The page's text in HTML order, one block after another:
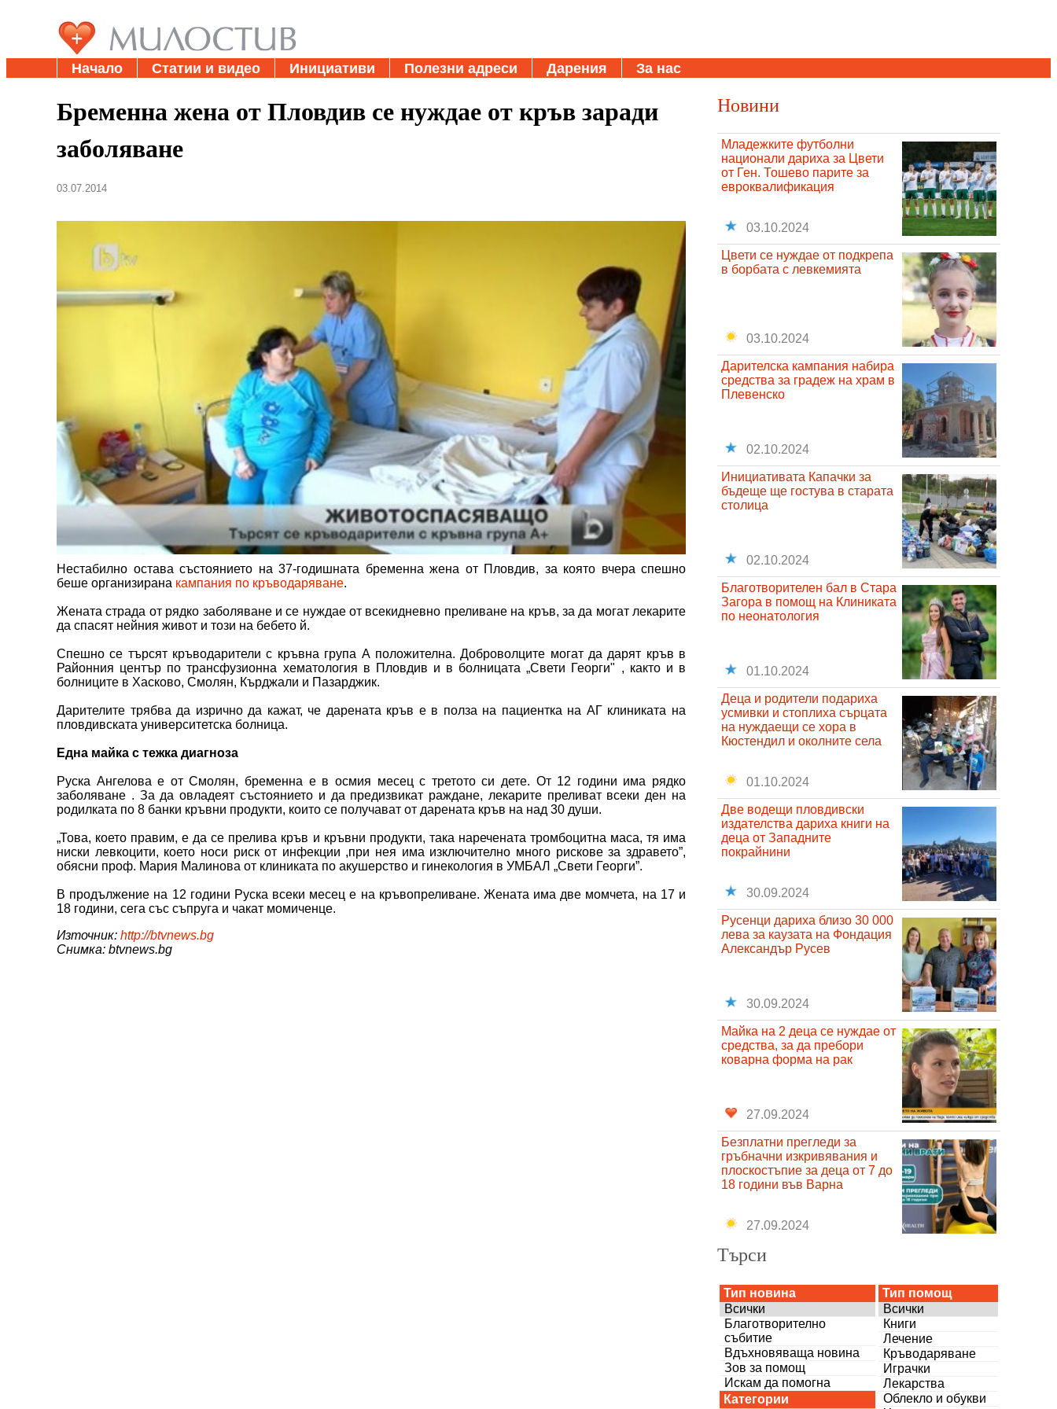
Начало Статии и видео Инициативи Полезни адреси Дарения За нас
Бременна жена от Пловдив се нуждае от кръв заради
заболяване
03.07.2014
Нестабилно остава състоянието на 37-годишната бременна жена от Пловдив, за която вчера спешно
беше организирана кампания по кръводаряване.
Жената страда от рядко заболяване и се нуждае от всекидневно преливане на кръв, за да могат лекарите
да спасят нейния живот и този на бебето й.
Спешно се търсят кръводарители с кръвна група А положителна. Доброволците могат да дарят кръв в
Районния център по трансфузионна хематология в Пловдив и в болницата „Свети Георги" , както и в
болниците в Хасково, Смолян, Кърджали и Пазарджик.
Дарителите трябва да изрично да кажат, че дарената кръв е в полза на пациентка на АГ клиниката на
пловдивската университетска болница.
Една майка с тежка диагноза
Руска Ангелова е от Смолян, бременна е в осмия месец с третото си дете. От 12 години има рядко
заболяване . За да овладеят състоянието и да предизвикат раждане, лекарите преливат всеки ден на
родилката по 8 банки кръвни продукти, които се получават от дарената кръв на над 30 души.
„Това, което правим, е да се прелива кръв и кръвни продукти, така наречената тромбоцитна маса, тя има
ниски левкоцити, което носи риск от инфекции ,при нея има изключително много рискове за здравето”,
обясни проф. Мария Малинова от клиниката по акушерство и гинекология в УМБАЛ „Свети Георги”.
В продължение на 12 години Руска всеки месец е на кръвопреливане. Жената има две момчета, на 17 и
18 години, сега със съпруга и чакат момиченце.
Източник: http://btvnews.bg
Снимка: btvnews.bg
Новини
Младежките футболни
национали дариха за Цвети
от Ген. Тошево парите за
евроквалификация
03.10.2024
Цвети се нуждае от подкрепа
в борбата с левкемията
03.10.2024
Дарителска кампания набира
средства за градеж на храм в
Плевенско
02.10.2024
Инициативата Капачки за
бъдеще ще гостува в старата
столица
02.10.2024
Благотворителен бал в Стара
Загора в помощ на Клиниката
по неонатология
01.10.2024
Деца и родители подариха
усмивки и стоплиха сърцата
на нуждаещи се хора в
Кюстендил и околните села
01.10.2024
Две водещи пловдивски
издателства дариха книги на
деца от Западните
покрайнини
30.09.2024
Русенци дариха близо 30 000
лева за каузата на Фондация
Александър Русев
30.09.2024
Майка на 2 деца се нуждае от
средства, за да пребори
коварна форма на рак
27.09.2024
Безплатни прегледи за
гръбначни изкривявания и
плоскостъпие за деца от 7 до
18 години във Варна
27.09.2024
Търси
Тип новина
Всички
Благотворително
събитие
Вдъхновяваща новина
Зов за помощ
Искам да помогна
Категории
Тип помощ
Всички
Книги
Лечение
Кръводаряване
Играчки
Лекарства
Облекло и обукви